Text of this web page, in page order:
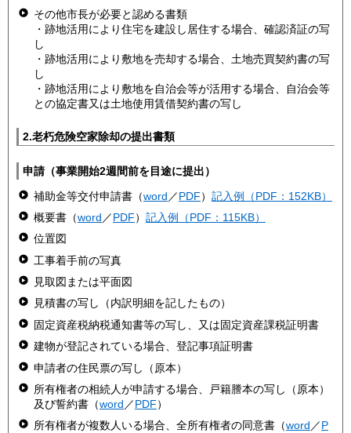
その他市長が必要と認める書類
・跡地活用により住宅を建設し居住する場合、確認済証の写
し
・跡地活用により敷地を売却する場合、土地売買契約書の写
し
・跡地活用により敷地を自治会等が活用する場合、自治会等
との協定書又は土地使用賃借契約書の写し
2.老朽危険空家除却の提出書類
申請（事業開始2週間前を目途に提出）
補助金等交付申請書（word ／PDF） 記入例（PDF：152KB）
概要書（word ／PDF） 記入例（PDF：115KB）
位置図
工事着手前の写真
見取図または平面図
見積書の写し（内訳明細を記したもの）
固定資産税納税通知書等の写し、又は固定資産課税証明書
建物が登記されている場合、登記事項証明書
申請者の住民票の写し（原本）
所有権者の相続人が申請する場合、戸籍謄本の写し（原本）
及び誓約書（word ／PDF）
所有権者が複数人いる場合、全所有権者の同意書（word／P